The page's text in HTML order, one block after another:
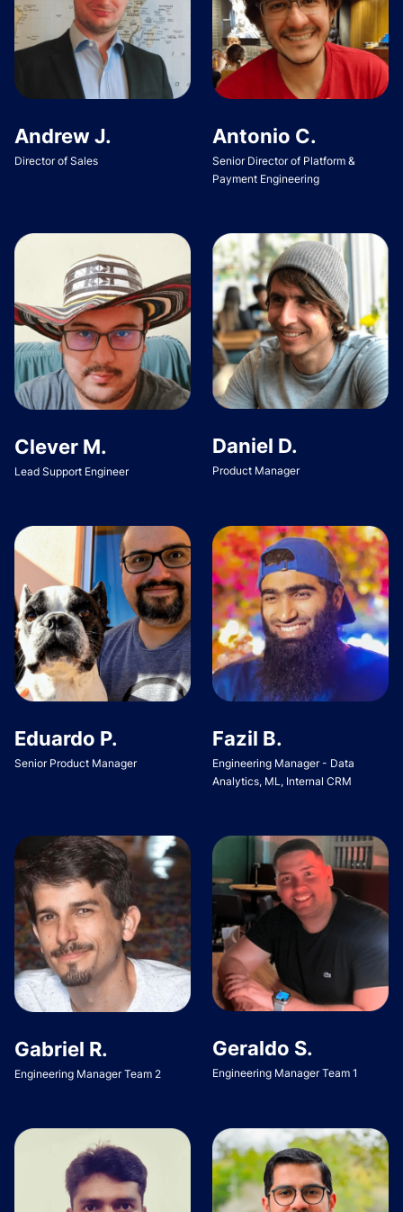
Andrew J.
Director of Sales
Antonio C.
Senior Director of Platform &
Payment Engineering
Clever M.
Lead Support Engineer
Daniel D.
Product Manager
Eduardo P.
Senior Product Manager
Fazil B.
Engineering Manager - Data
Analytics, ML, Internal CRM
Gabriel R.
Engineering Manager Team 2
Geraldo S.
Engineering Manager Team 1